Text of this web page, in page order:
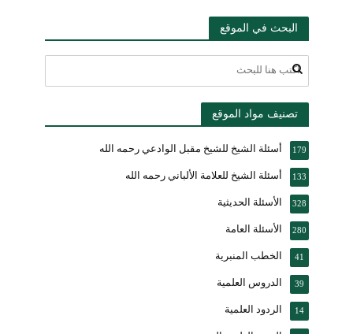
البحث في الموقع
تصنيف مواد الموقع
أسئلة الشيخ للشيخ مقبل الوادعي رحمه الله 179
أسئلة الشيخ للعلامة الألباني رحمه الله 133
الأسئلة الحديثية 328
الأسئلة العامة 280
الخطب المنبرية 41
الدروس العلمية 39
الردود العلمية 14